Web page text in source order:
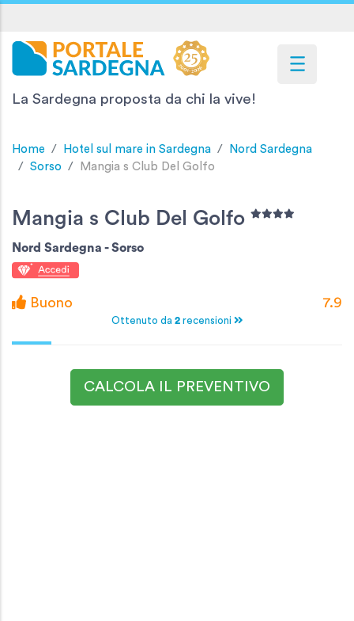
La Sardegna proposta da chi la vive!
Home Hotel sul mare in Sardegna
Nord Sardegna
Sorso
Mangia s Club Del Golfo
Mangia s Club Del Golfo
Nord Sardegna -Sorso
Buono 7.9
Ottenuto da 2recensioni
CALCOLA IL PREVENTIVO